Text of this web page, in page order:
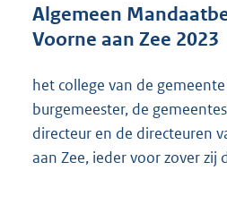
Algemeen
Voorne aan Zee 2023
het college van de
burgemeester, de
directeur en de directeuren
aan Zee, ieder voor zover zij